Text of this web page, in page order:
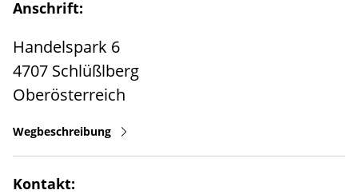
Anschrift:
Handelspark 6
4707 Schlüßlberg
Oberösterreich
Wegbeschreibung
Kontakt: